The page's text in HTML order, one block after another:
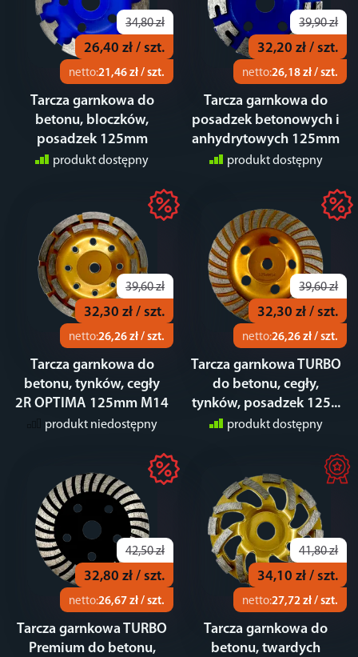
34,80 zł
26,40 zł / szt.
netto:21,46 zł / szt.
Tarcza garnkowa do
betonu, bloczków,
posadzek 125mm
produkt dostępny
39,90 zł
32,20 zł / szt.
netto:26,18 zł / szt.
Tarcza garnkowa do
posadzek betonowych i
anhydrytowych 125mm
produkt dostępny
39,60 zł
32,30 zł / szt.
netto:26,26 zł / szt.
Tarcza garnkowa do
betonu, tynków, cegły
2R OPTIMA 125mm M14
produkt niedostępny
39,60 zł
32,30 zł / szt.
netto:26,26 zł / szt.
Tarcza garnkowa TURBO
do betonu, cegły,
tynków, posadzek 125...
produkt dostępny
42,50 zł
32,80 zł / szt.
netto:26,67 zł / szt.
Tarcza garnkowa TURBO
Premium do betonu,
41,80 zł
34,10 zł / szt.
netto:27,72 zł / szt.
Tarcza garnkowa do
betonu, twardych